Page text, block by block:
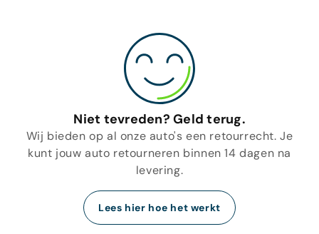
Niet tevreden? Geld terug.
Wij bieden op al onze auto's een retourrecht. Je
kunt jouw auto retourneren binnen 14 dagen na
levering.
Lees hier hoe het werkt